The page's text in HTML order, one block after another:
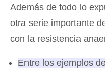
Además de todo lo
otra serie importante
con la resistencia
Entre los ejemplos